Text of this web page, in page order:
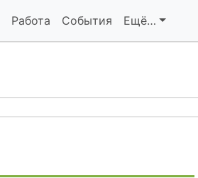
Работа События Ещё…